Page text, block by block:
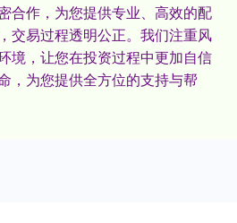
合作，为您提供专业、高效的配
交易过程透明公正。我们注重风
境，让您在投资过程中更加自信
，为您提供全方位的支持与帮